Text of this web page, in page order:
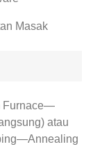
Masak
Furnace—
atau